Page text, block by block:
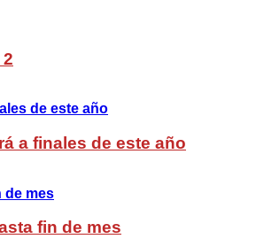
a finales de este año
fin de mes